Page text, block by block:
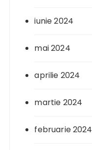
iunie 2024
mai 2024
aprilie 2024
martie 2024
februarie 2024